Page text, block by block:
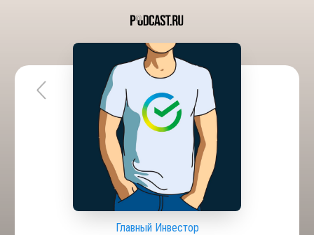
Главный Инвестор